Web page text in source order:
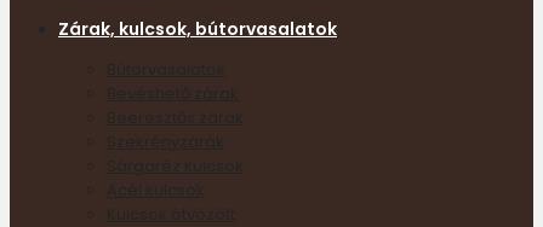
Zárak, kulcsok, bútorvasalatok
Bútorvasalatok
Bevéshető zárak
Beeresztős zárak
Szekrényzárak
Sárgaréz kulcsok
Acél kulcsok
Kulcsok ötvözött